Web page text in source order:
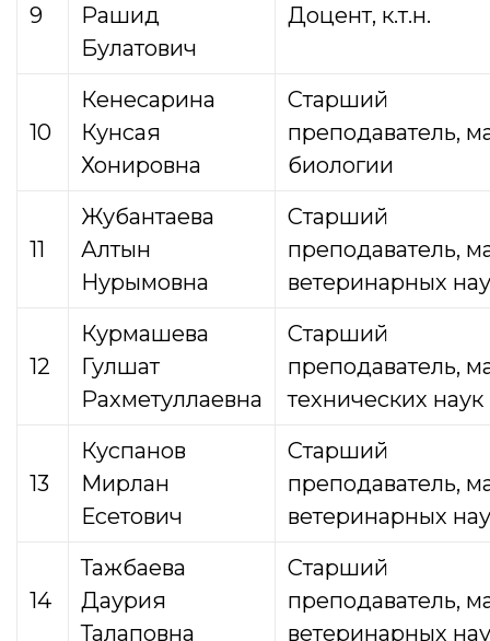
9
Рашид
Булатович
Доцент, к.т.н.
10
Кенесарина
Кунсая
Хонировна
Старший
преподаватель,
биологии
11
Жубантаева
Алтын
Нурымовна
Старший
преподаватель,
ветеринарных
12
Курмашева
Гулшат
Рахметуллаевна
Старший
преподаватель,
технических наук
13
Куспанов
Мирлан
Есетович
Старший
преподаватель,
ветеринарных
14
Тажбаева
Даурия
Талаповна
Старший
преподаватель,
ветеринарных